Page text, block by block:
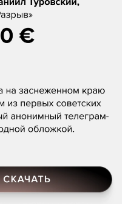
«Разрыв»